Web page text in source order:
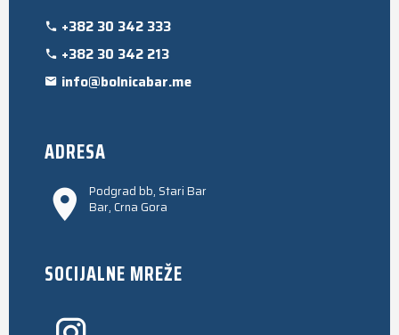
+382 30 342 333
+382 30 342 213
info@bolnicabar.me
ADRESA
Podgrad bb, Stari Bar
Bar, Crna Gora
SOCIJALNE MREŽE